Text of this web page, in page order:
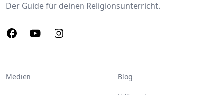
Der Guide für deinen Religionsunterricht.
FacebookYoutubeInstagram
Medien Blog